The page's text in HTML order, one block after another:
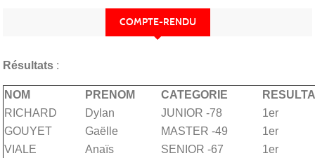
COMPTE-RENDU
Résultats :
NOM PRENOM CATEGORIE
RICHARD
Dylan JUNIOR -78
1er
GOUYET
Gaëlle MASTER -49
1er
VIALE
Anaïs SENIOR -67
1er